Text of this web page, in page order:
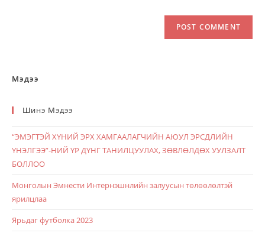
Мэдээ
Шинэ Мэдээ
“ЭМЭГТЭЙ ХҮНИЙ ЭРХ ХАМГААЛАГЧИЙН АЮУЛ ЭРСДЛИЙН
ҮНЭЛГЭЭ”-НИЙ ҮР ДҮНГ ТАНИЛЦУУЛАХ, ЗӨВЛӨЛДӨХ УУЛЗАЛТ
БОЛЛОО
Монголын Эмнести Интернэшнлийн залуусын төлөөлөлтэй
ярилцлаа
Ярьдаг футболка 2023